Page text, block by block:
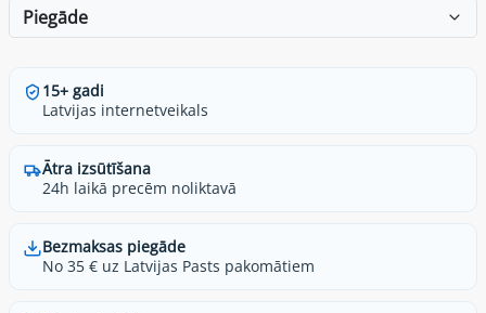
Piegāde
15+ gadi
Latvijas internetveikals
Ātra izsūtīšana
24h laikā precēm noliktavā
Bezmaksas piegāde
No 35 € uz Latvijas Pasts pakomātiem